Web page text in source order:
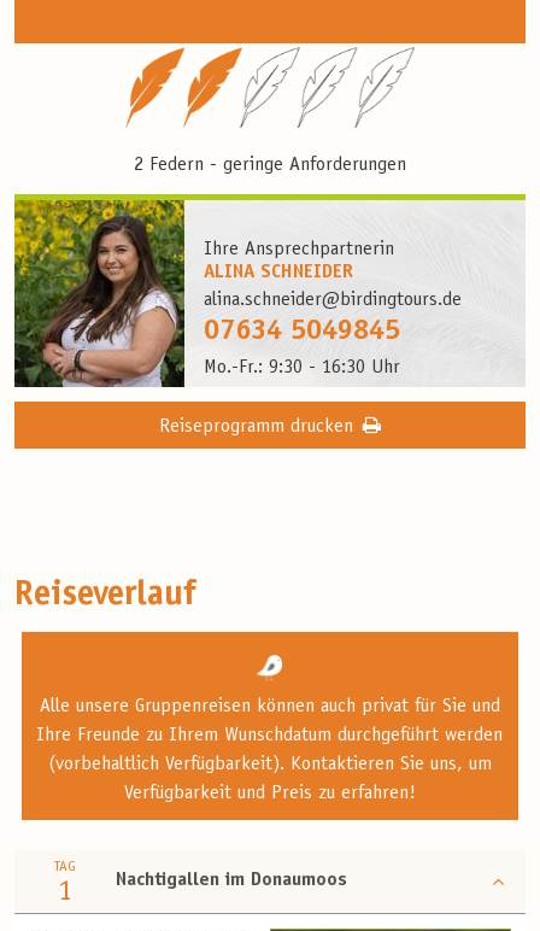
2 Federn - geringe Anforderungen
Ihre Ansprechpartnerin
ALINA SCHNEIDER
alina.schneider@birdingtours.de
07634 5049845
Mo.-Fr.: 9:30 - 16:30 Uhr
Reiseprogramm drucken
Reiseverlauf
Alle unsere Gruppenreisen können auch privat für Sie und
Ihre Freunde zu Ihrem Wunschdatum durchgeführt werden
(vorbehaltlich Verfügbarkeit). Kontaktieren Sie uns, um
Verfügbarkeit und Preis zu erfahren!
TAG
1 Nachtigallen im Donaumoos